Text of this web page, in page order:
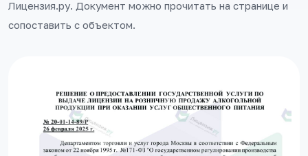
Лицензия.ру. Документ можно прочитать на странице и
сопоставить с объектом.